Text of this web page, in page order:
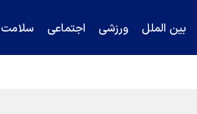
بین الملل ورزشی اجتماعی سلامت